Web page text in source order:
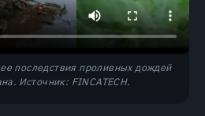
последствия проливных дождей
Источник: FINCATECH.